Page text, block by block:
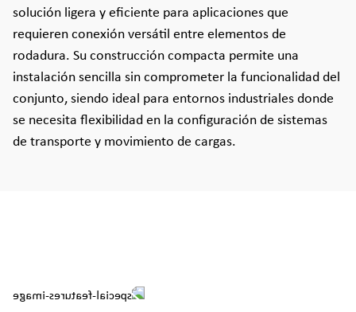
solución ligera y eficiente para aplicaciones que
requieren conexión versátil entre elementos de
rodadura. Su construcción compacta permite una
instalación sencilla sin comprometer la funcionalidad del
conjunto, siendo ideal para entornos industriales donde
se necesita flexibilidad en la configuración de sistemas
de transporte y movimiento de cargas.